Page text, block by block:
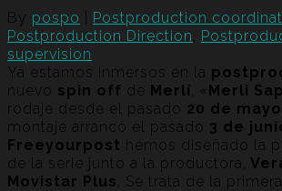
By pospo Postproduction
Postproduction Direction,
supervision
Ya estamos inmersos en la
nuevo spin off de Merlí, « Merli
rodaje desde el pasado 20 de mayo
montaje arrancó el pasado 3 de
Freeyourpost
hemos diseñado la
de la serie junto a la productora,
Movistar Plus. Se trata de la